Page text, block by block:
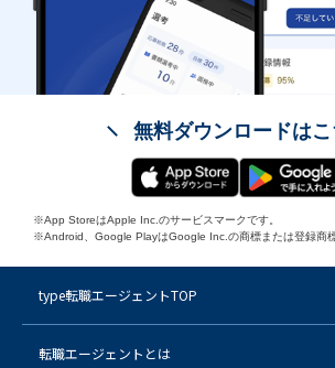
無料ダウンロードはこ
※App StoreはApple Inc.のサービスマークです。
※Android、Google PlayはGoogle Inc.の商標または登録商標
type転職エージェントTOP
転職エージェントとは